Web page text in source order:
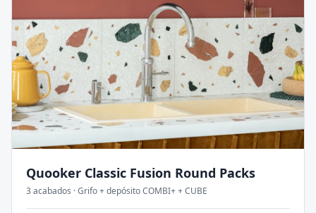
Quooker Classic Fusion Round Packs
3acabados ·Grifo + depósito COMBI+ + CUBE